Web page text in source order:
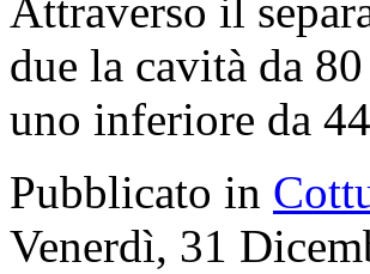
Attraverso il
due la cavità da
uno inferiore da
Pubblicato in
Venerdì, 31